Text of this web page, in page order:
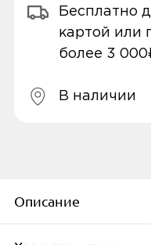
Бесплатно
картой или
более 3
В наличии
Описание